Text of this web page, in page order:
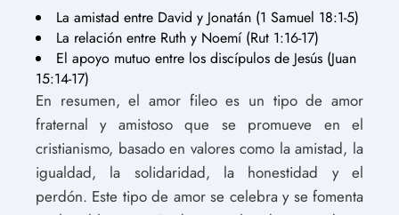
La amistad entre David y Jonatán (1 Samuel 18:1-5)
La relación entre Ruth y Noemí (Rut 1:16-17)
El apoyo mutuo entre los discípulos de Jesús (Juan
15:14-17)
En resumen, el amor fileo es un tipo de amor
fraternal y amistoso que se promueve en el
cristianismo, basado en valores como la amistad, la
igualdad, la solidaridad, la honestidad y el
perdón. Este tipo de amor se celebra y se fomenta